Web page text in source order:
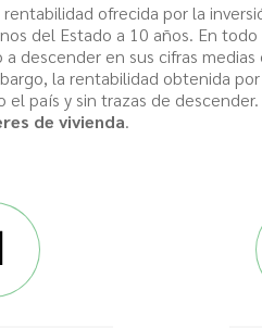
ofrecida por la
del Estado a 10 años. En todo
descender en sus cifras
la rentabilidad obtenida
país y sin trazas de
de vivienda.